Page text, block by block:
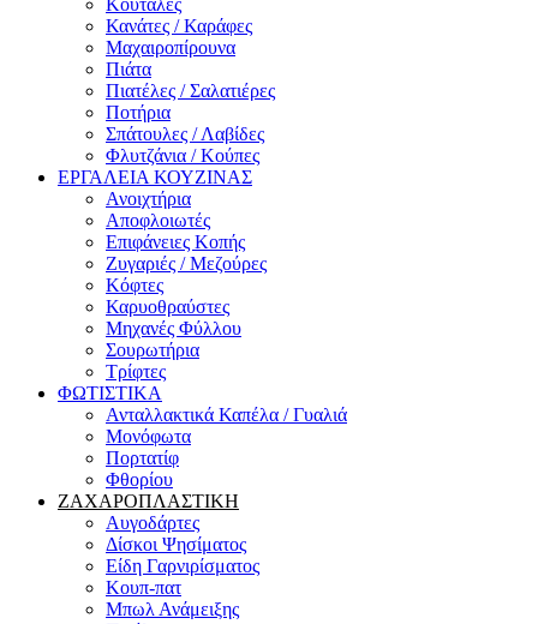
Κανάτες / Καράφες
Μαχαιροπίρουνα
Πιάτα
Πιατέλες / Σαλατιέρες
Ποτήρια
Σπάτουλες / Λαβίδες
Φλυτζάνια / Κούπες
ΕΡΓΑΛΕΙΑ ΚΟΥΖΙΝΑΣ
Ανοιχτήρια
Αποφλοιωτές
Επιφάνειες Κοπής
Ζυγαριές / Μεζούρες
Κόφτες
Καρυοθραύστες
Μηχανές Φύλλου
Σουρωτήρια
Τρίφτες
ΦΩΤΙΣΤΙΚΑ
Ανταλλακτικά Καπέλα / Γυαλιά
Μονόφωτα
Πορτατίφ
Φθορίου
ΖΑΧΑΡΟΠΛΑΣΤΙΚΗ
Αυγοδάρτες
Δίσκοι Ψησίματος
Είδη Γαρνιρίσματος
Κουπ-πατ
Μπωλ Ανάμειξης